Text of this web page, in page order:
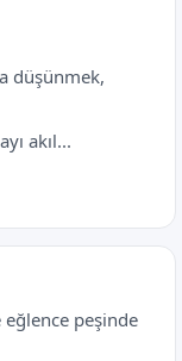
düşünmek,
akıl...
peşinde